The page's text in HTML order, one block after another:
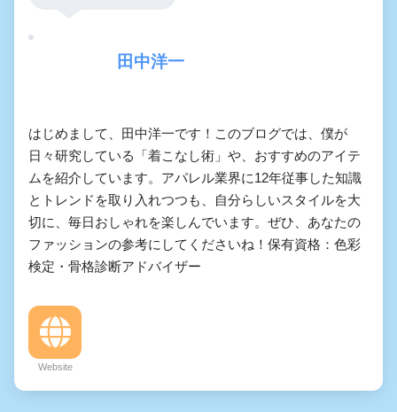
田中洋一
はじめまして、田中洋一です！このブログでは、僕が
日々研究している「着こなし術」や、おすすめのアイテ
ムを紹介しています。アパレル業界に12年従事した知識
とトレンドを取り入れつつも、自分らしいスタイルを大
切に、毎日おしゃれを楽しんでいます。ぜひ、あなたの
ファッションの参考にしてくださいね！保有資格：色彩
検定・骨格診断アドバイザー
Website